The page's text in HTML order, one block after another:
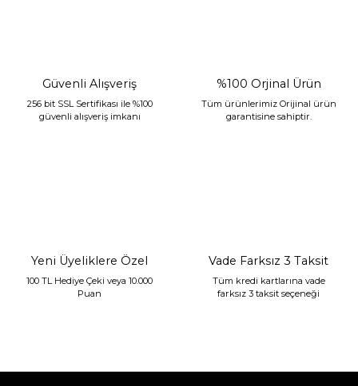
Güvenli Alışveriş
256 bit SSL Sertifikası ile %100
güvenli alışveriş imkanı
%100 Orjinal Ürün
Tüm ürünlerimiz Orijinal ürün
garantisine sahiptir.
Yeni Üyeliklere Özel
100 TL Hediye Çeki veya 10.000
Puan
Vade Farksız 3 Taksit
Tüm kredi kartlarına vade
farksız 3 taksit seçeneği